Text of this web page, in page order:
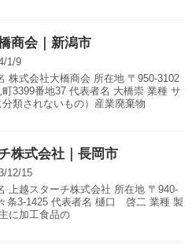
商会｜新潟市
1/9
株式会社大橋商会 所在地 〒950-3102
3399番地37 代表者名 大橋崇 業種 サ
類されないもの）産業廃棄物
株式会社｜長岡市
12/15
上越スターチ株式会社 所在地 〒940-
条3-1425 代表者名 樋口 啓二 業種 製
に加工食品の